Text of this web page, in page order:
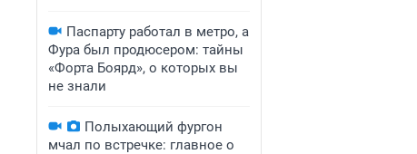
Паспарту работал в метро, а
Фура был продюсером: тайны
«Форта Боярд», о которых вы
не знали
Полыхающий фургон
мчал по встречке: главное о